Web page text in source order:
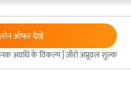
ऑफर देखें
अवधि के विकल्प | ज़ीरो अप्रूवल शुल्क